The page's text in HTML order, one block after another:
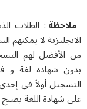
: الطلاب الذين
لا يمكنهم
لهم
شهادة لغة و فيها
أولاً في إحدى
اللغة يصبح